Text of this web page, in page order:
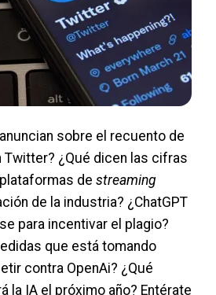
sobre el recuento de
¿Qué dicen las cifras
de streaming
de la industria? ¿ChatGPT
para incentivar el plagio?
que está tomando
contra OpenAi? ¿Qué
la IA el próximo año? Entérate